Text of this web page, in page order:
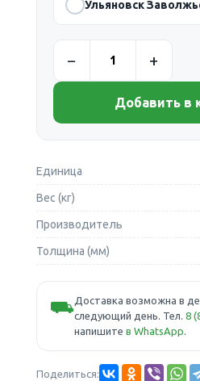
Ульяновск
Добавить в
Единица
Вес (кг)
Производитель
Толщина (мм)
⛟Доставка возможна в
следующий день. Тел. 8
напишите в WhatsApp.
Поделиться: